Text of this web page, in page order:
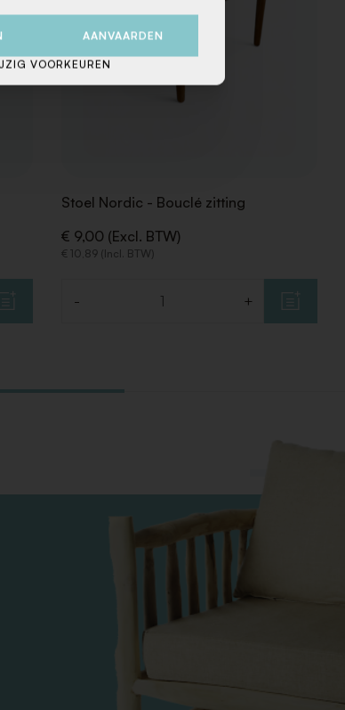
Stoel Nordic - Bouclé zitting
€ 9,00 (Excl. BTW)
€ 10,89 (Incl. BTW)
- +
AANVAARDEN
VOORKEUREN